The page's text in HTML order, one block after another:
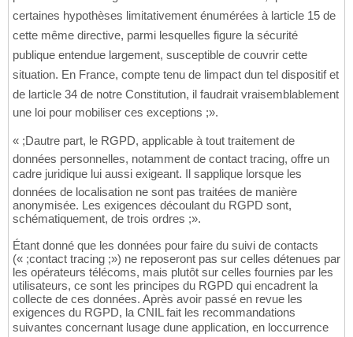
certaines hypothèses limitativement énumérées à larticle 15 de
cette même directive, parmi lesquelles figure la sécurité
publique entendue largement, susceptible de couvrir cette
situation. En France, compte tenu de limpact dun tel dispositif et
de larticle 34 de notre Constitution, il faudrait vraisemblablement
une loi pour mobiliser ces exceptions ;».
« ;Dautre part, le RGPD, applicable à tout traitement de
données personnelles, notamment de contact tracing, offre un
cadre juridique lui aussi exigeant. Il sapplique lorsque les
données de localisation ne sont pas traitées de manière
anonymisée. Les exigences découlant du RGPD sont,
schématiquement, de trois ordres ;».
Étant donné que les données pour faire du suivi de contacts
(« ;contact tracing ;») ne reposeront pas sur celles détenues par
les opérateurs télécoms, mais plutôt sur celles fournies par les
utilisateurs, ce sont les principes du RGPD qui encadrent la
collecte de ces données. Après avoir passé en revue les
exigences du RGPD, la CNIL fait les recommandations
suivantes concernant lusage dune application, en loccurrence